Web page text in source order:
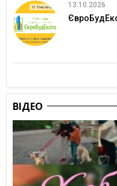
13.10.2026
ВІДЕО